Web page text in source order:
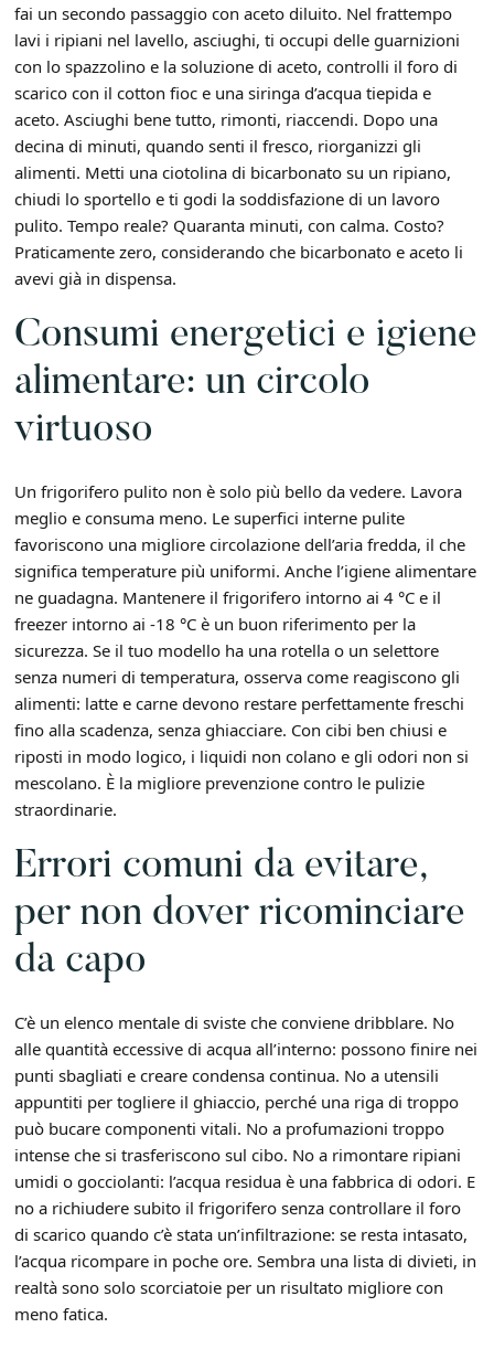
fai un secondo passaggio con aceto diluito. Nel frattempo
lavi i ripiani nel lavello, asciughi, ti occupi delle guarnizioni
con lo spazzolino e la soluzione di aceto, controlli il foro di
scarico con il cotton fioc e una siringa d’acqua tiepida e
aceto. Asciughi bene tutto, rimonti, riaccendi. Dopo una
decina di minuti, quando senti il fresco, riorganizzi gli
alimenti. Metti una ciotolina di bicarbonato su un ripiano,
chiudi lo sportello e ti godi la soddisfazione di un lavoro
pulito. Tempo reale? Quaranta minuti, con calma. Costo?
Praticamente zero, considerando che bicarbonato e aceto li
avevi già in dispensa.
Consumi energetici e igiene
alimentare: un circolo
virtuoso
Un frigorifero pulito non è solo più bello da vedere. Lavora
meglio e consuma meno. Le superfici interne pulite
favoriscono una migliore circolazione dell’aria fredda, il che
significa temperature più uniformi. Anche l’igiene alimentare
ne guadagna. Mantenere il frigorifero intorno ai 4 °C e il
freezer intorno ai -18 °C è un buon riferimento per la
sicurezza. Se il tuo modello ha una rotella o un selettore
senza numeri di temperatura, osserva come reagiscono gli
alimenti: latte e carne devono restare perfettamente freschi
fino alla scadenza, senza ghiacciare. Con cibi ben chiusi e
riposti in modo logico, i liquidi non colano e gli odori non si
mescolano. È la migliore prevenzione contro le pulizie
straordinarie.
Errori comuni da evitare,
per non dover ricominciare
da capo
C’è un elenco mentale di sviste che conviene dribblare. No
alle quantità eccessive di acqua all’interno: possono finire nei
punti sbagliati e creare condensa continua. No a utensili
appuntiti per togliere il ghiaccio, perché una riga di troppo
può bucare componenti vitali. No a profumazioni troppo
intense che si trasferiscono sul cibo. No a rimontare ripiani
umidi o gocciolanti: l’acqua residua è una fabbrica di odori. E
no a richiudere subito il frigorifero senza controllare il foro
di scarico quando c’è stata un’infiltrazione: se resta intasato,
l’acqua ricompare in poche ore. Sembra una lista di divieti, in
realtà sono solo scorciatoie per un risultato migliore con
meno fatica.